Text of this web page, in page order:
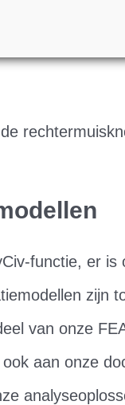
functie, er
zijn
van onze
aan onze